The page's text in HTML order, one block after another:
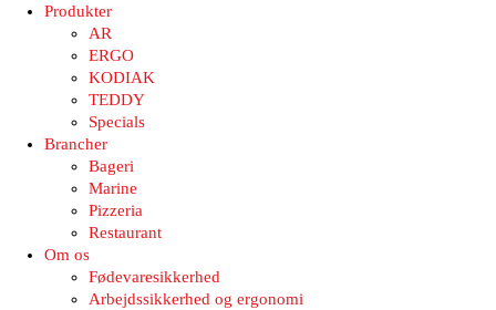
Produkter
AR
ERGO
KODIAK
TEDDY
Specials
Brancher
Bageri
Marine
Pizzeria
Restaurant
Om os
Fødevaresikkerhed
Arbejdssikkerhed og ergonomi